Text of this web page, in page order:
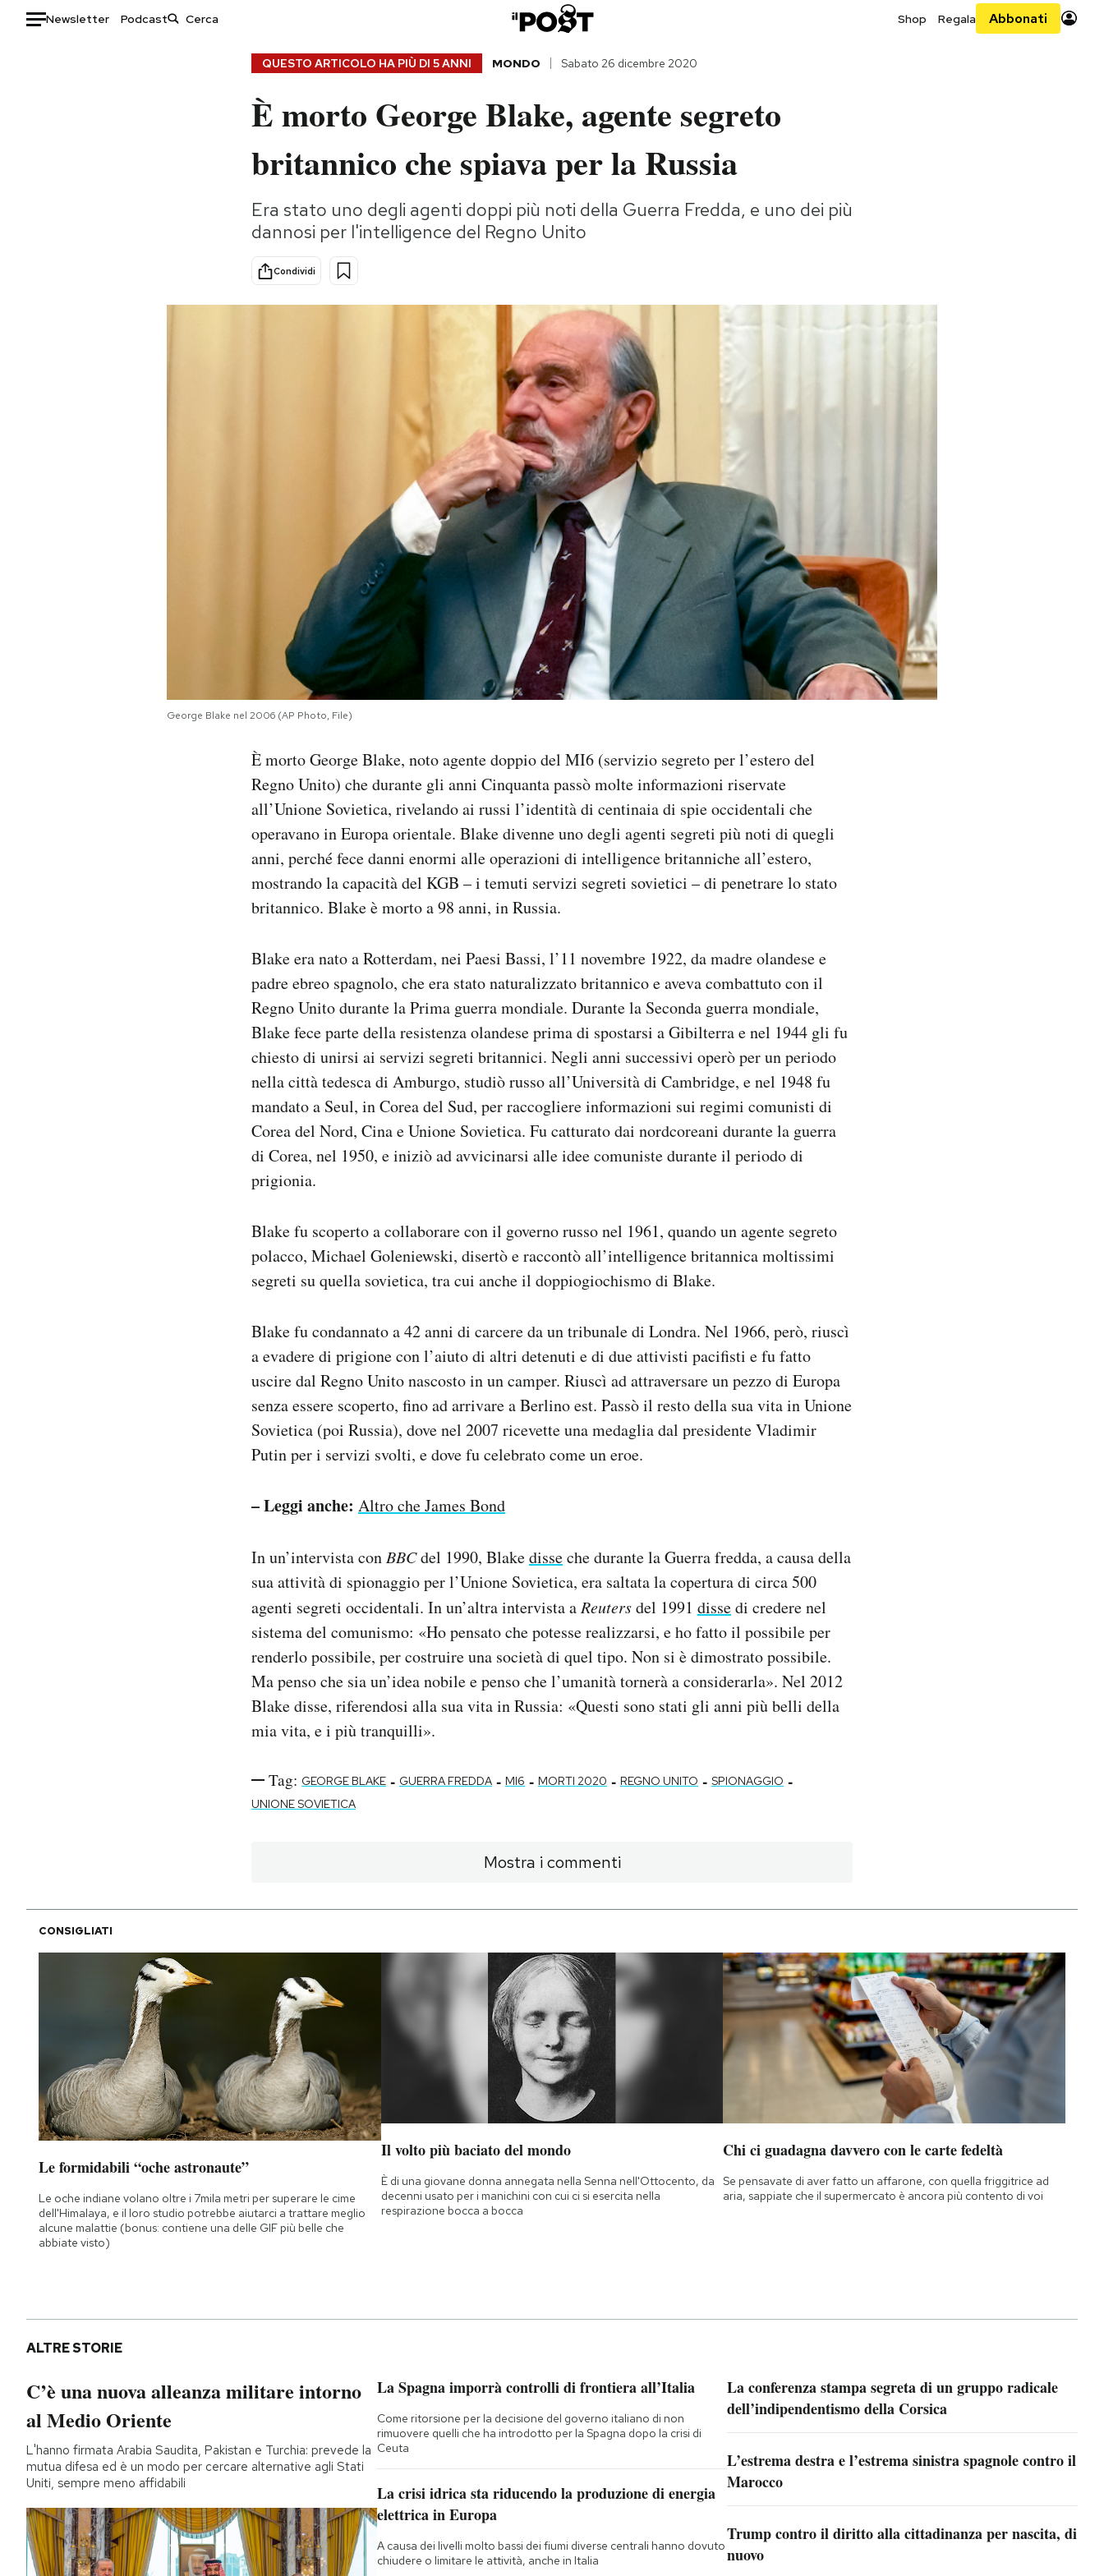
Newsletter Podcast Shop Regala Abbonati
Storie/Idee
Ok Boomer!
Altrecose
QUESTO ARTICOLO HA PIÙ DI 5 ANNI MONDO Sabato 26 dicembre 2020
È morto George Blake, agente segreto
britannico che spiava per la Russia
Era stato uno degli agenti doppi più noti della Guerra Fredda, e uno dei più
dannosi per l'intelligence del Regno Unito
Condividi
George Blake nel 2006 (AP Photo, File)
È morto George Blake, noto agente doppio del MI6 (servizio segreto per l’estero del
Regno Unito) che durante gli anni Cinquanta passò molte informazioni riservate
all’Unione Sovietica, rivelando ai russi l’identità di centinaia di spie occidentali che
operavano in Europa orientale. Blake divenne uno degli agenti segreti più noti di quegli
anni, perché fece danni enormi alle operazioni di intelligence britanniche all’estero,
mostrando la capacità del KGB – i temuti servizi segreti sovietici – di penetrare lo stato
britannico. Blake è morto a 98 anni, in Russia.
Blake era nato a Rotterdam, nei Paesi Bassi, l’11 novembre 1922, da madre olandese e
padre ebreo spagnolo, che era stato naturalizzato britannico e aveva combattuto con il
Regno Unito durante la Prima guerra mondiale. Durante la Seconda guerra mondiale,
Blake fece parte della resistenza olandese prima di spostarsi a Gibilterra e nel 1944 gli fu
chiesto di unirsi ai servizi segreti britannici. Negli anni successivi operò per un periodo
nella città tedesca di Amburgo, studiò russo all’Università di Cambridge, e nel 1948 fu
mandato a Seul, in Corea del Sud, per raccogliere informazioni sui regimi comunisti di
Corea del Nord, Cina e Unione Sovietica. Fu catturato dai nordcoreani durante la guerra
di Corea, nel 1950, e iniziò ad avvicinarsi alle idee comuniste durante il periodo di
prigionia.
Blake fu scoperto a collaborare con il governo russo nel 1961, quando un agente segreto
polacco, Michael Goleniewski, disertò e raccontò all’intelligence britannica moltissimi
segreti su quella sovietica, tra cui anche il doppiogiochismo di Blake.
Blake fu condannato a 42 anni di carcere da un tribunale di Londra. Nel 1966, però, riuscì
a evadere di prigione con l’aiuto di altri detenuti e di due attivisti pacifisti e fu fatto
uscire dal Regno Unito nascosto in un camper. Riuscì ad attraversare un pezzo di Europa
senza essere scoperto, fino ad arrivare a Berlino est. Passò il resto della sua vita in Unione
Sovietica (poi Russia), dove nel 2007 ricevette una medaglia dal presidente Vladimir
Putin per i servizi svolti, e dove fu celebrato come un eroe.
– Leggi anche: Altro che James Bond
In un’intervista con BBCdel 1990, Blakedisseche durante la Guerra fredda, a causa della
sua attività di spionaggio per l’Unione Sovietica, era saltata la copertura di circa 500
agenti segreti occidentali. In un’altra intervista a Reutersdel 1991 dissedi credere nel
sistema del comunismo: «Ho pensato che potesse realizzarsi, e ho fatto il possibile per
renderlo possibile, per costruire una società di quel tipo. Non si è dimostrato possibile.
Ma penso che sia un’idea nobile e penso che l’umanità tornerà a considerarla». Nel 2012
Blake disse, riferendosi alla sua vita in Russia: «Questi sono stati gli anni più belli della
mia vita, e i più tranquilli».
Tag: GEORGE BLAKE - GUERRA FREDDA - MI6 - MORTI 2020 - REGNO UNITO - SPIONAGGIO -
UNIONE SOVIETICA
Mostra i commenti
CONSIGLIATI
Le formidabili “oche astronaute”
Le oche indiane volano oltre i 7mila metri per superare le cime
dell'Himalaya, e il loro studio potrebbe aiutarci a trattare meglio
alcune malattie (bonus: contiene una delle GIF più belle che
abbiate visto)
Il volto più baciato del mondo
È di una giovane donna annegata nella Senna nell'Ottocento, da
decenni usato per i manichini con cui ci si esercita nella
respirazione bocca a bocca
Chi ci guadagna davvero con le carte fedeltà
Se pensavate di aver fatto un affarone, con quella friggitrice ad
aria, sappiate che il supermercato è ancora più contento di voi
ALTRE STORIE
C’è una nuova alleanza militare intorno
al Medio Oriente
L'hanno firmata Arabia Saudita, Pakistan e Turchia: prevede la
mutua difesa ed è un modo per cercare alternative agli Stati
Uniti, sempre meno affidabili
La Spagna imporrà controlli di frontiera all’Italia
Come ritorsione per la decisione del governo italiano di non
rimuovere quelli che ha introdotto per la Spagna dopo la crisi di
Ceuta
La crisi idrica sta riducendo la produzione di energia
elettrica in Europa
A causa dei livelli molto bassi dei fiumi diverse centrali hanno dovuto
chiudere o limitare le attività, anche in Italia
La conferenza stampa segreta di un gruppo radicale
dell’indipendentismo della Corsica
L’estrema destra e l’estrema sinistra spagnole contro il
Marocco
Trump contro il diritto alla cittadinanza per nascita, di
nuovo